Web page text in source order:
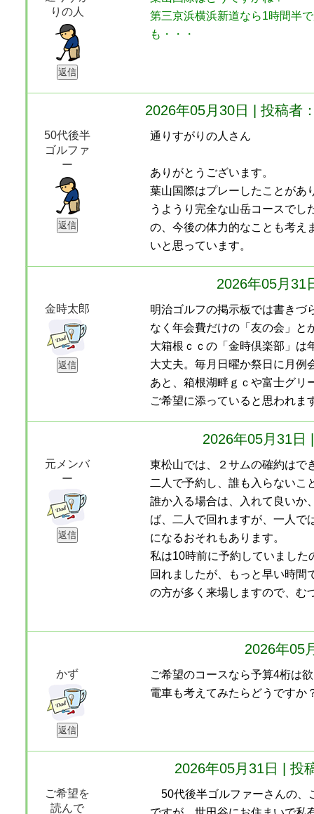
りの人
第三京浜横浜新道なら1時間半
も・・・
2026年05月30日 | 投稿者
50代後半
ゴルファ
ー
通りすがりの人さん
ありがとうございます。
葉山国際はプレーしたことがあ
うようり完全な山岳コースでし
の、今後の体力的なことも考え
いと思っています。
2026年05月31
金時太郎
明治ゴルフの掲示板では書きづ
なく年会費だけの「友の会」と
大箱根ｃｃの「金時倶楽部」は
大丈夫。毎月日曜か祭日に月例
あと、箱根湖畔ｇｃや富士グリ
ご希望に添っていると思われま
2026年05月31日
元メンバ
ー
東松山では、２サムの確約はで
二人で予約し、誰も入らないこ
誰か入る場合は、入れて良いか
ば、二人で回れますが、一人で
になるおそれもあります。
私は10時前に予約していました
回れましたが、もっと早い時間
の方が多く来場しますので、む
2026年05
かず
ご希望のコースなら予算4桁は
電車も考えてみたらどうですか
2026年05月31日 | 投
ご希望を
読んで
50代後半ゴルファーさんの、